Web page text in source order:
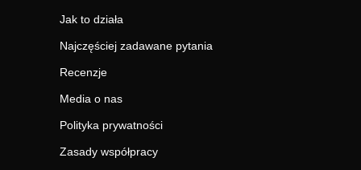
Jak to działa
Najczęściej zadawane pytania
Recenzje
Media o nas
Polityka prywatności
Zasady współpracy